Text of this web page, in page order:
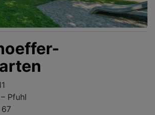
Pfuhl